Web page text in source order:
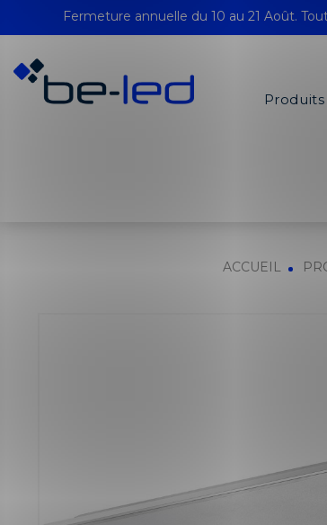
Fermeture annuelle du 10 au 21 Août.
Produits
ACCUEIL